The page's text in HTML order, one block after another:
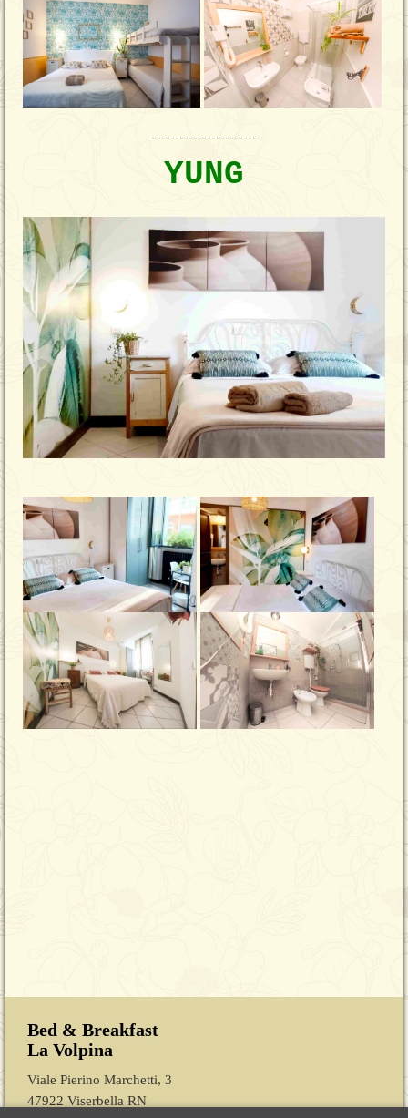
-----------------------
YUNG
Bed & Breakfast
La Volpina
Viale Pierino Marchetti, 3
47922 Viserbella RN